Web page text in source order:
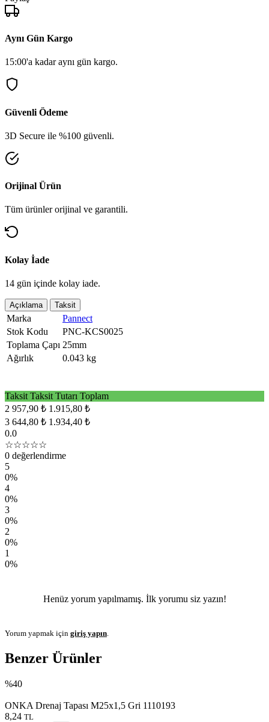
Aynı Gün Kargo
15:00'a kadar aynı gün kargo.
Güvenli Ödeme
3D Secure ile %100 güvenli.
Orijinal Ürün
Tüm ürünler orijinal ve garantili.
Kolay İade
14 gün içinde kolay iade.
Açıklama Taksit
Marka
Pannect
Stok Kodu
PNC-KCS0025
Toplama Çapı 25mm
Ağırlık
0.043 kg
Taksit Taksit Tutarı Toplam
2 957,90 ₺ 1.915,80 ₺
3 644,80 ₺ 1.934,40 ₺
0.0
☆☆☆☆☆
0 değerlendirme
5
0%
4
0%
3
0%
2
0%
1
0%
Henüz yorum yapılmamış. İlk yorumu siz yazın!
Yorum yapmak için giriş yapın
Benzer Ürünler
%40
ONKA Drenaj Tapası M25x1,5 Gri 1110193
8,24 TL